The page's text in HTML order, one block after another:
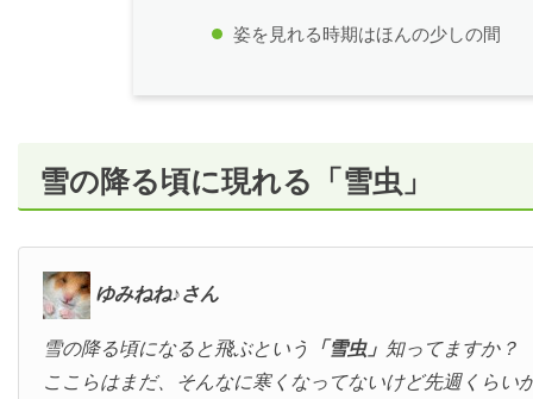
姿を見れる時期はほんの少しの間
雪の降る頃に現れる「雪虫」
ゆみねね♪さん
雪の降る頃になると飛ぶという 「雪虫」 知ってますか？
ここらはまだ、そんなに寒くなってないけど先週くらい